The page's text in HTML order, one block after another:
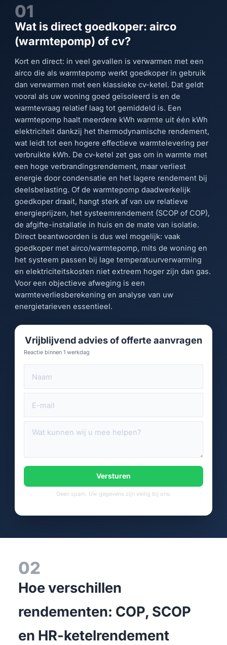
01
Wat is direct goedkoper: airco
(warmtepomp) of cv?
Kort en direct: in veel gevallen is verwarmen met een
airco die als warmtepomp werkt goedkoper in gebruik
dan verwarmen met een klassieke cv-ketel. Dat geldt
vooral als uw woning goed geïsoleerd is en de
warmtevraag relatief laag tot gemiddeld is. Een
warmtepomp haalt meerdere kWh warmte uit één kWh
elektriciteit dankzij het thermodynamische rendement,
wat leidt tot een hogere effectieve warmtelevering per
verbruikte kWh. De cv-ketel zet gas om in warmte met
een hoge verbrandingsrendement, maar verliest
energie door condensatie en het lagere rendement bij
deelsbelasting. Of de warmtepomp daadwerkelijk
goedkoper draait, hangt sterk af van uw relatieve
energieprijzen, het systeemrendement (SCOP of COP),
de afgifte-installatie in huis en de mate van isolatie.
Direct beantwoorden is dus wel mogelijk: vaak
goedkoper met airco/warmtepomp, mits de woning en
het systeem passen bij lage temperatuurverwarming
en elektriciteitskosten niet extreem hoger zijn dan gas.
Voor een objectieve afweging is een
warmteverliesberekening en analyse van uw
energietarieven essentieel.
Vrijblijvend advies of offerte aanvragen
Reactie binnen 1 werkdag
Versturen
Geen spam. Uw gegevens zijn veilig bij ons.
02
Hoe verschillen
rendementen: COP, SCOP
en HR-ketelrendement